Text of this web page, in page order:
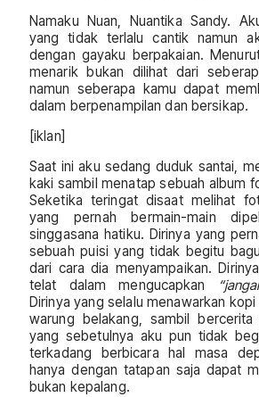
Namaku Nuan, Nuantika Sandy.
yang tidak terlalu cantik namun
dengan gayaku berpakaian.
menarik bukan dilihat dari
namun seberapa kamu dapat
dalam berpenampilan dan bersikap.
[iklan]
Saat ini aku sedang duduk santai,
kaki sambil menatap sebuah album
Seketika teringat disaat melihat
yang pernah bermain-main
singgasana hatiku. Dirinya yang
sebuah puisi yang tidak begitu
dari cara dia menyampaikan.
telat dalam mengucapkan
Dirinya yang selalu menawarkan
warung belakang, sambil
yang sebetulnya aku pun tidak
terkadang berbicara hal masa
hanya dengan tatapan saja dapat
bukan kepalang.